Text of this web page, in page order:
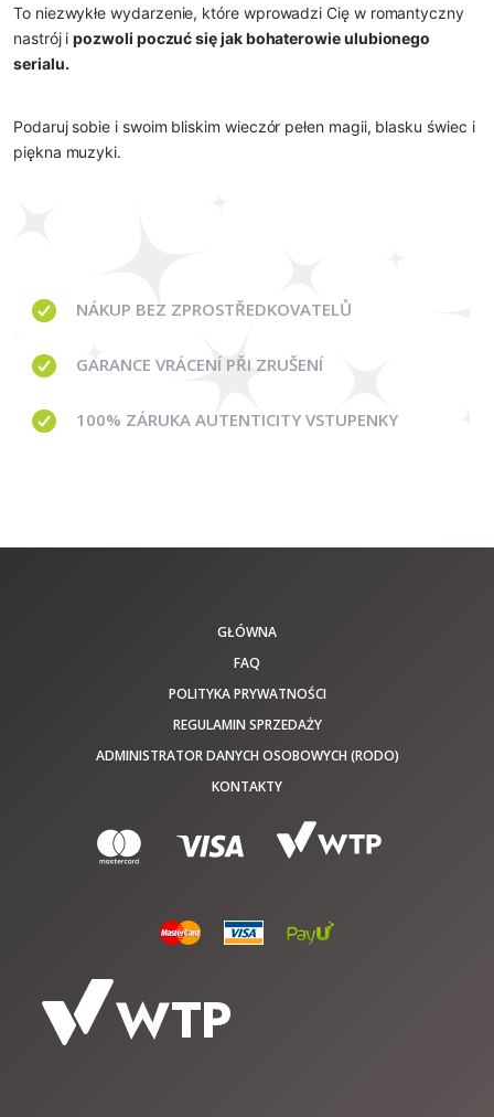
To niezwykłe wydarzenie, które wprowadzi Cię w romantyczny
nastrój ipozwoli poczuć się jak bohaterowie ulubionego
serialu.
Podaruj sobie i swoim bliskim wieczór pełen magii, blasku świec i
piękna muzyki.
NÁKUP BEZ ZPROSTŘEDKOVATELŮ
GARANCE VRÁCENÍ PŘI ZRUŠENÍ
100% ZÁRUKA AUTENTICITY VSTUPENKY
GŁÓWNA
FAQ
POLITYKA PRYWATNOŚCI
REGULAMIN SPRZEDAŻY
ADMINISTRATOR DANYCH OSOBOWYCH (RODO)
KONTAKTY